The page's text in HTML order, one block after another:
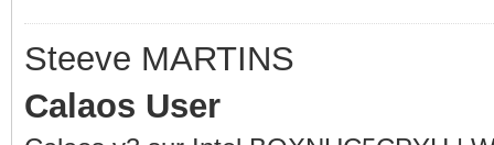
Steeve MARTINS
Calaos User